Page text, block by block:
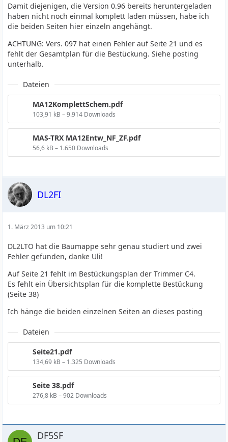
Damit diejenigen, die Version 0.96 bereits heruntergeladen
haben nicht noch einmal komplett laden müssen, habe ich
die beiden Seiten hier einzeln angehängt.
ACHTUNG: Vers. 097 hat einen Fehler auf Seite 21 und es
fehlt der Gesamtplan für die Bestückung. Siehe posting
unterhalb.
Dateien
MA12KomplettSchem.pdf
103,91 kB – 9.914 Downloads
MAS-TRX MA12Entw_NF_ZF.pdf
56,6 kB – 1.650 Downloads
DL2FI
1. März 2013 um 10:21
DL2LTO hat die Baumappe sehr genau studiert und zwei
Fehler gefunden, danke Uli!
Auf Seite 21 fehlt im Bestückungsplan der Trimmer C4.
Es fehlt ein Übersichtsplan für die komplette Bestückung
(Seite 38)
Ich hänge die beiden einzelnen Seiten an dieses posting
Dateien
Seite21.pdf
134,69 kB – 1.325 Downloads
Seite 38.pdf
276,8 kB – 902 Downloads
DF5SF